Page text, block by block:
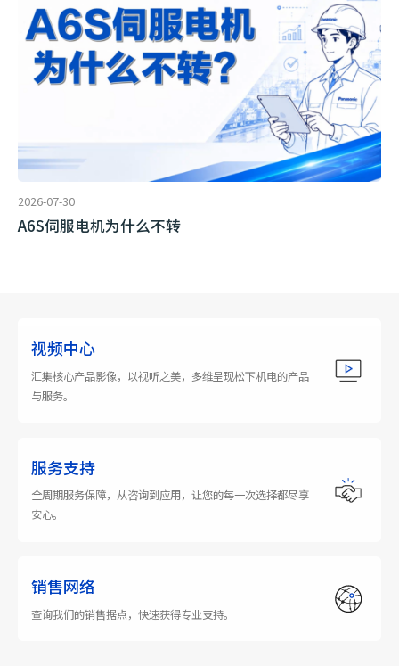
2026-07-30
A6S伺服电机为什么不转
视频中心
汇集核心产品影像，以视听之美，多维呈现松下机电的产品
与服务。
服务支持
全周期服务保障，从咨询到应用，让您的每一次选择都尽享
安心。
销售网络
查询我们的销售据点，快速获得专业支持。